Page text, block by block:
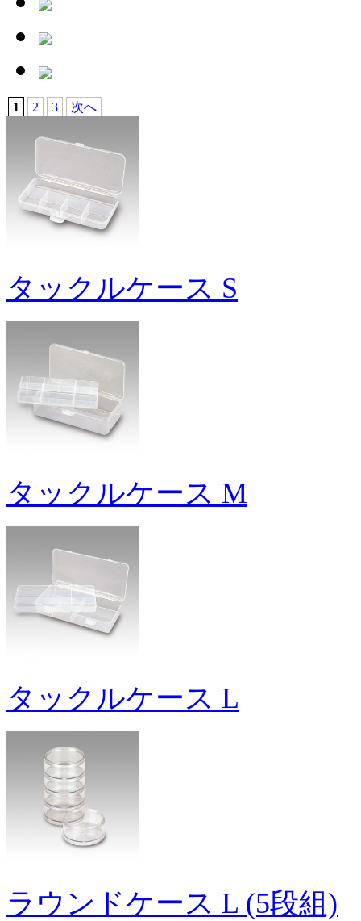
1 2 3 次へ
タックルケース S
タックルケース M
タックルケース L
ラウンドケース L (5段組)